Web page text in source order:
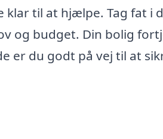
til at hjælpe. Tag fat i
og budget. Din bolig
er du godt på vej til at